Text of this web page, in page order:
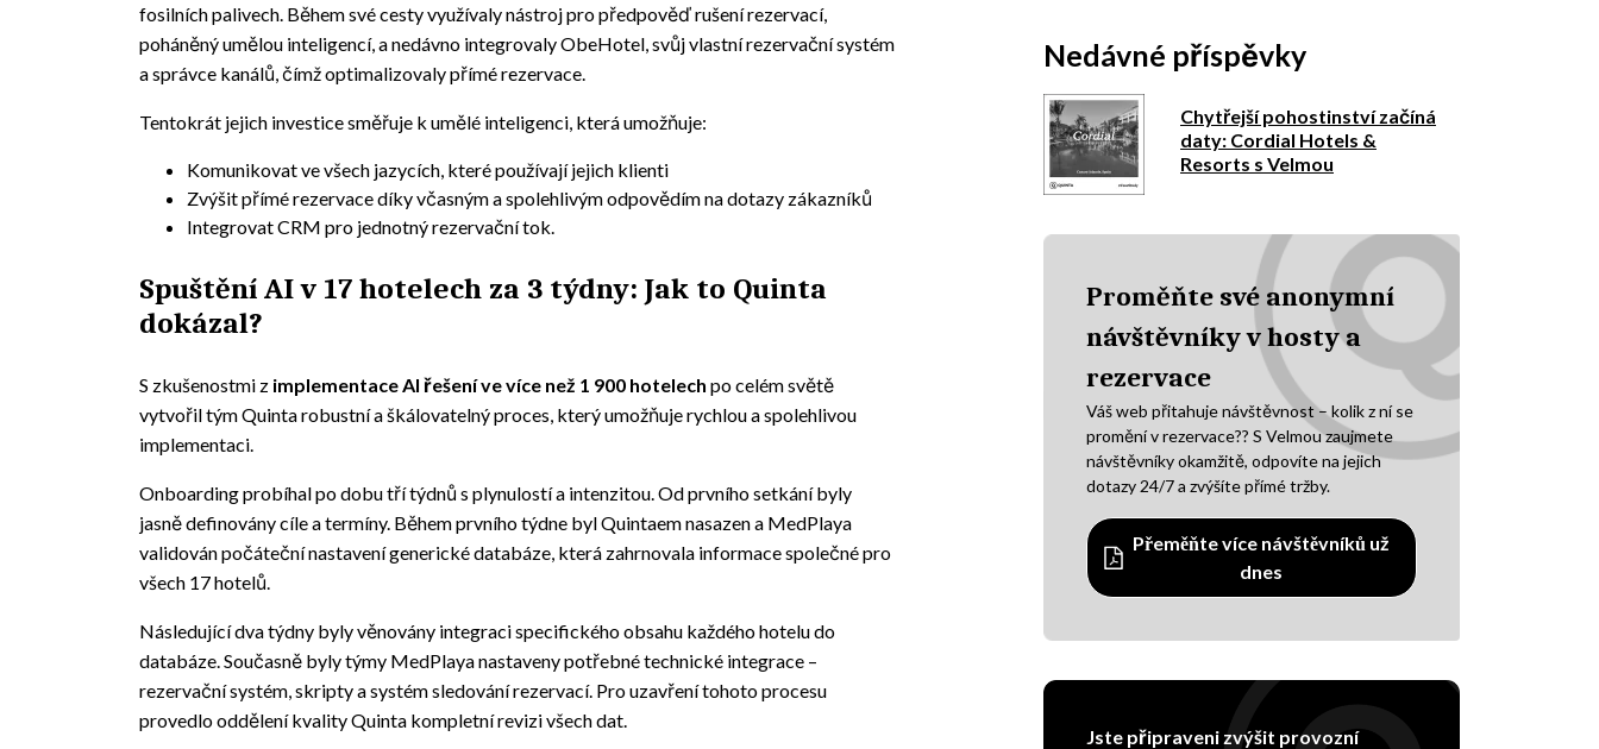
fosilních palivech. Během své cesty využívaly nástroj pro předpověď rušení rezervací,
poháněný umělou inteligencí, a nedávno integrovaly ObeHotel, svůj vlastní rezervační systém
a správce kanálů, čímž optimalizovaly přímé rezervace.
Tentokrát jejich investice směřuje k umělé inteligenci, která umožňuje:
Komunikovat ve všech jazycích, které používají jejich klienti
Zvýšit přímé rezervace díky včasným a spolehlivým odpovědím na dotazy zákazníků
Integrovat CRM pro jednotný rezervační tok.
Spuštění AI v 17 hotelech za 3 týdny: Jak to Quinta
dokázal?
S zkušenostmi z implementace AI řešení ve více než 1 900 hotelech po celém světě
vytvořil tým Quinta robustní a škálovatelný proces, který umožňuje rychlou a spolehlivou
implementaci.
Onboarding probíhal po dobu tří týdnů s plynulostí a intenzitou. Od prvního setkání byly
jasně definovány cíle a termíny. Během prvního týdne byl Quintaem nasazen a MedPlaya
validován počáteční nastavení generické databáze, která zahrnovala informace společné pro
všech 17 hotelů.
Následující dva týdny byly věnovány integraci specifického obsahu každého hotelu do
databáze. Současně byly týmy MedPlaya nastaveny potřebné technické integrace –
rezervační systém, skripty a systém sledování rezervací. Pro uzavření tohoto procesu
provedlo oddělení kvality Quinta kompletní revizi všech dat.
Nedávné příspěvky
Chytřejší pohostinství začíná
daty: Cordial Hotels &
Resorts s Velmou
Proměňte své anonymní
návštěvníky v hosty a
rezervace
Váš web přitahuje návštěvnost – kolik z ní se
promění v rezervace?? S Velmou zaujmete
návštěvníky okamžitě, odpovíte na jejich
dotazy 24/7 a zvýšíte přímé tržby.
Přeměňte více návštěvníků už
dnes
Jste připraveni zvýšit provozní